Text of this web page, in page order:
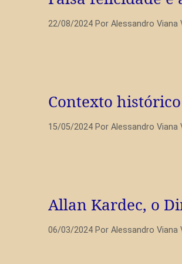
22/08/2024 Por Alessandro Viana
Contexto
15/05/2024 Por Alessandro Viana
Allan Kardec, o
06/03/2024 Por Alessandro Viana